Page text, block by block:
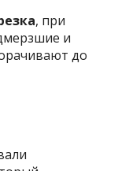
, при
и
до